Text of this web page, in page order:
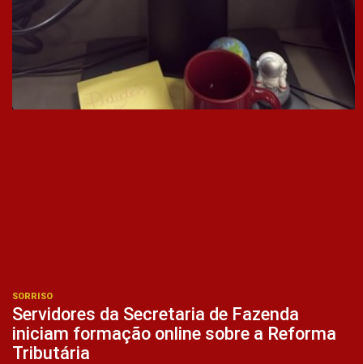
SORRISO
Servidores da Secretaria de Fazenda
iniciam formação online sobre a Reforma
Tributária